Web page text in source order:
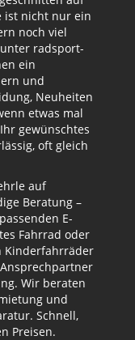
ist nicht nur ein
noch viel
radsport-
ein
und
Neuheiten
etwas mal
gewünschtes
oft gleich
auf
Beratung –
E-
Fahrrad oder
Kinderfahrräder
Wir beraten
und
Schnell,
Preisen.